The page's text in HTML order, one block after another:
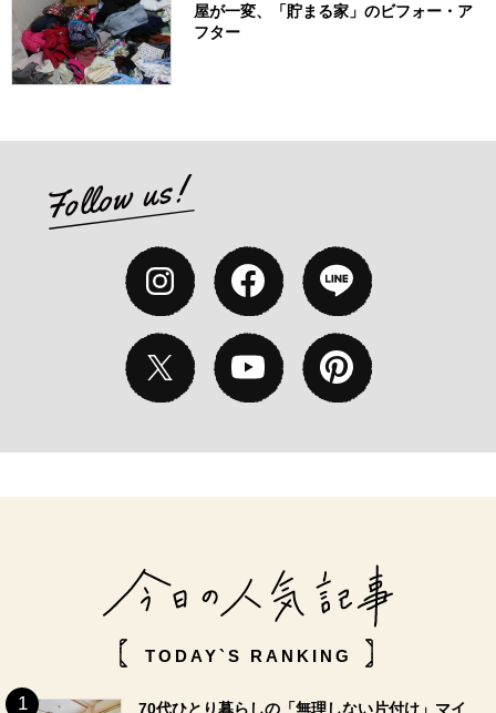
屋が一変、「貯まる家」のビフォー・ア
フター
TODAY`S RANKING
70代ひとり暮らしの「無理しない片付け」マイ